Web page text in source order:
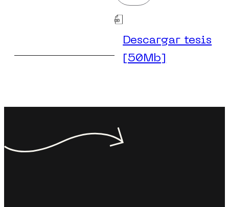
Descargar tesis
[50Mb]